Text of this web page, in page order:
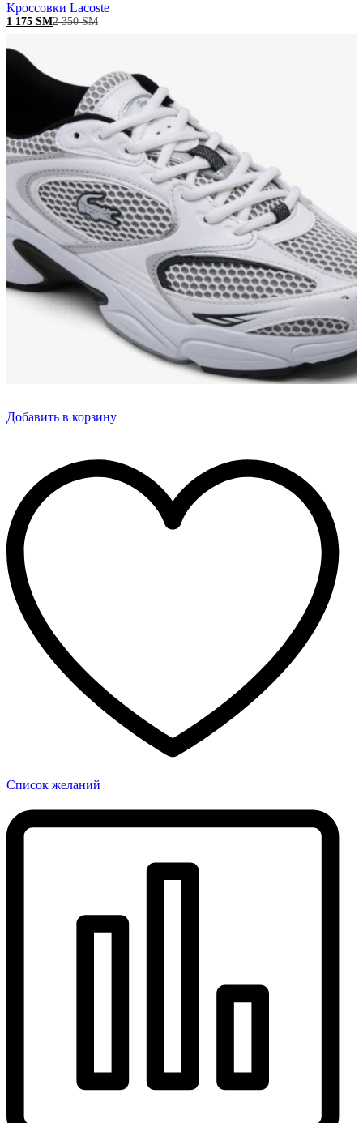
Кроссовки Lacoste
1 175 ЅМ2 350ЅМ
Добавить в корзину
Список желаний